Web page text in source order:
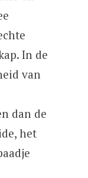
In de
van
dan de
het